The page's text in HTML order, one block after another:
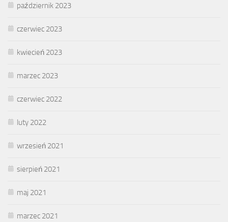
październik 2023
czerwiec 2023
kwiecień 2023
marzec 2023
czerwiec 2022
luty 2022
wrzesień 2021
sierpień 2021
maj 2021
marzec 2021